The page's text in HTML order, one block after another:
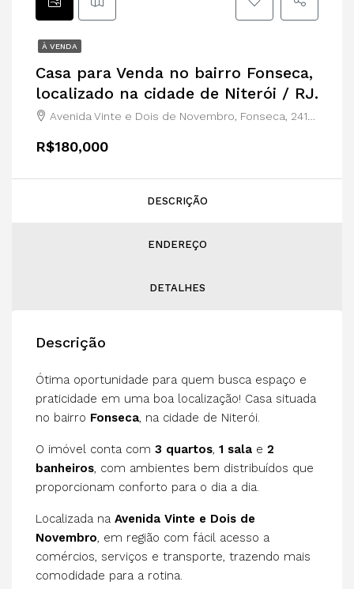
À VENDA
Casa para Venda no bairro Fonseca,
localizado na cidade de Niterói / RJ.
Avenida Vinte e Dois de Novembro, Fonseca, 24120049, Niterói-Rio de Janeiro
R$180,000
DESCRIÇÃO
ENDEREÇO
DETALHES
Descrição
Ótima oportunidade para quem busca espaço e
praticidade em uma boa localização! Casa situada
no bairro Fonseca, na cidade de Niterói.
O imóvel conta com 3 quartos, 1 sala e 2
banheiros, com ambientes bem distribuídos que
proporcionam conforto para o dia a dia.
Localizada na Avenida Vinte e Dois de
Novembro, em região com fácil acesso a
comércios, serviços e transporte, trazendo mais
comodidade para a rotina.